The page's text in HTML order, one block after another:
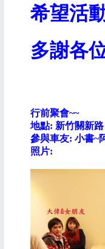
希望活
多謝各
行前聚會~~
地點: 新竹關新
參與車友: 小書~
照片: